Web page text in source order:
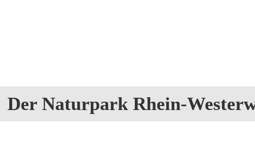
Der Naturpark Rhein-